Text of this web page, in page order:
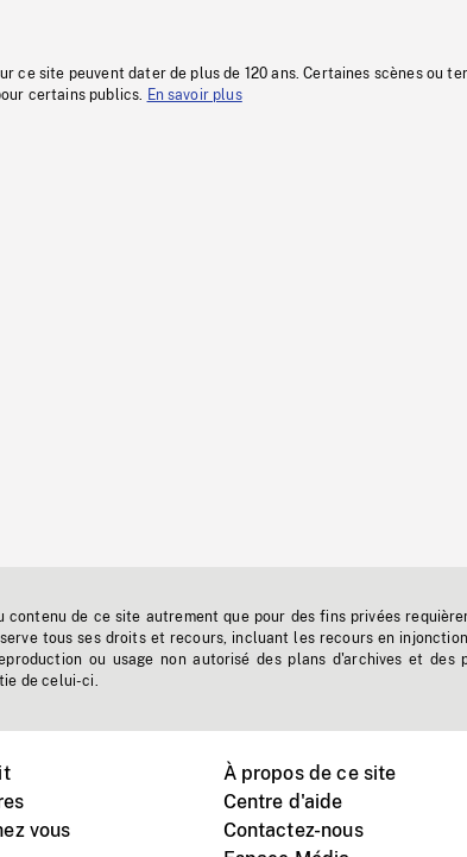
ce site peuvent dater de plus de 120 ans. Certaines scènes ou
certains publics.
En savoir plus
contenu de ce site autrement que pour des fins privées
tous ses droits et recours, incluant les recours en
ou usage non autorisé des plans d'archives et des
de celui-ci.
vous
À propos de ce site
Centre d'aide
Contactez-nous